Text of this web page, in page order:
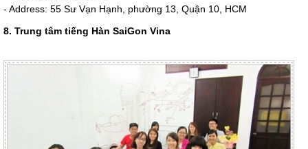
- Address: 55 Sư Vạn Hạnh, phường 13, Quận 10, HCM
8. Trung tâm tiếng Hàn SaiGon Vina